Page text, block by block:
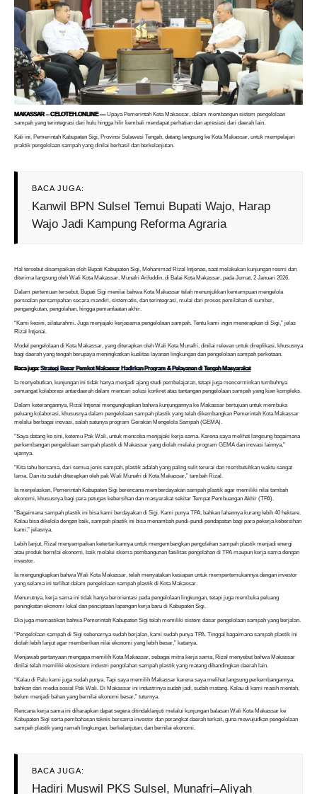
MAKASSAR – CELOTEH.ONLINE —Upaya Pemerintah Kota Makassar, dalam membangun sistem pengelolaan
sampah yang terintegrasi dari hulu hingga hilir kembali mendapat perhatian dan apresiasi dari daerah lain.
Kali ini, Pemerintah Kabupaten Sigi, Provinsi Sulawesi Tengah, datang langsung ke Kota Makassar, untuk mempelajari
praktik pengelolaan sampah yang dinilai berhasil dan berkelanjutan.
BACA JUGA:
Kanwil BPN Sulsel Temui Bupati Wajo, Harap
Wajo Jadi Kampung Reforma Agraria
Hal tersebut disampaikan oleh Bupati Kabupaten Sigi, Mohammad Rizal Intjenae, saat melakukan kunjungan resmi dan
diterima langsung oleh Wali Kota Makassar, Munafri Arifuddin, di Balai Kota Makassar, pada Jumat, 2 Januari 2026.
Dalam pertemuan tersebut, Bupati Sigi menilai bahwa Kota Makassar telah menunjukkan kemampuan mengelola
persoalan persampahan secara mandiri, sistematis, dan terintegrasi, mulai dari proses pemilahan di sumber,
pengangkutan, pengolahan, hingga pemanfaatan akhir.
“Kami kesini, silaturahmi. Juga menjajaki kerjasama pengelolaan sampah. Tentu kami ingin menerapkan di Sigi,” jelas
Rizal Intjenai.
Model pengelolaan di Kota Makassar, yang diterapkan oleh Wali Kota Munafri, dinilai relevan untuk direplikasi, khususnya
bagi daerah yang tengah berupaya meningkatkan kualitas layanan lingkungan dan pengelolaan sampah perkotaan.
Baca juga:Strategi Besar Pemkot Makassar Hadirkan Program & Pelayanan di Tengah Masyarakat
Ia menyebutkan, kunjungan ini tidak hanya menjadi ajang studi pembelajaran, tetapi juga mencerminkan tumbuhnya
semangat kolaborasi antardaerah dalam mencari solusi konkret atas tantangan pengelolaan sampah yang kian kompleks.
Dalam keterangannya, Rizal Intjenai mengungkapkan bahwa kunjungannya ke Makassar bertujuan untuk membuka
peluang kolaborasi, khususnya dalam pengelolaan sampah plastik yang telah dikembangkan Pemerintah Kota Makassar
melalui berbagai inovasi, salah satunya program Gerakan Mengelola Sampah (GEMA).
“Saya datang ke sini, ketemu Pak Wali, untuk mencoba menjajaki kerja sama. Karena saya melihat langsung bagaimana
perkembangan pengelolaan sampah plastik di Makassar yang diolah melalui program GEMA dan inovasi lainnya,”
ujarnya.
“Kita tahu bersama, dari semua jenis sampah, plastik adalah yang paling sulit terurai dan membutuhkan waktu sangat
lama. Dan itu sudah diterapkan oleh pak Wali Munafri di Kota Makassar,” tambah Rizal.
Ia menjelaskan, Pemerintah Kabupaten Sigi berencana memberdayakan sampah plastik agar memiliki nilai tambah
ekonomi, khususnya bagi para petugas kebersihan dan masyarakat sekitar Tempat Pembuangan Akhir (TPA).
“Bagaimana sampah plastik ini bisa kami berdayakan di Sigi. Kami punya TPA, bahkan lahannya kurang lebih 40 hektare.
Kalau bisa dikelola dengan baik, sampah plastik ini bisa menambah pundi-pundi pendapatan bagi para pekerja kebersihan
kami,” jelasnya.
Lebih lanjut, Rizal menyampaikan ketertarikannya untuk mengembangkan pengolahan sampah plastik menjadi energi
atau produk bernilai ekonomi, baik melalui skema pembangunan fasilitas pengolahan di TPA maupun kerja sama dengan
investor.
Ia mengungkapkan bahwa Wali Kota Makassar, telah menyatakan kesiapan untuk mempertemukannya dengan investor
yang selama ini terlibat dalam pengelolaan sampah plastik di Kota Makassar.
Menurutnya, kerja sama ini tidak hanya berorientasi pada pengelolaan lingkungan, tetapi juga membuka peluang
peningkatan ekonomi lokal dan penciptaan lapangan kerja baru di Kabupaten Sigi.
Dia juga memastikan bahwa Pemerintah Kabupaten Sigi telah memiliki sistem dasar pengelolaan sampah yang berjalan.
“Pengelolaan sampah di Sigi sebenarnya sudah berjalan, kami sudah punya TPA. Tinggal bagaimana sampah plastik ini
diolah lebih lanjut agar memberikan nilai ekonomi yang lebih besar,” katanya.
Menjawab pertanyaan mengapa memilih Kota Makassar, sebagai mitra kerja sama, Rizal menyebut bahwa Makassar
dinilai telah memiliki ekosistem industri pengolahan sampah plastik yang matang dibandingkan daerah lain.
“Kalau di Palu kami juga sudah punya. Tapi saya memilih Makassar karena saya melihat langsung perkembangannya,
bahkan dari media sosial Pak Wali. Di Makassar ini industrinya sudah jadi, sudah matang. Kalau di kami masih mentah,
belum menjadi bahan yang bernilai ekonomi besar,” tuturnya.
Rencana kerja sama ini diharapkan dapat segera ditindaklanjuti melalui kunjungan balasan Wali Kota Makassar ke
Kabupaten Sigi serta pembahasan teknis bersama investor dan perangkat daerah terkait, guna mewujudkan pengelolaan
sampah plastik yang ramah lingkungan, berkelanjutan, dan bernilai ekonomi.
BACA JUGA:
Hadiri Muswil PKS Sulsel, Munafri–Aliyah